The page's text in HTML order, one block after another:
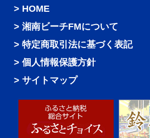
HOME
湘南ビーチFMについて
特定商取引法に基づく表記
個人情報保護方針
サイトマップ